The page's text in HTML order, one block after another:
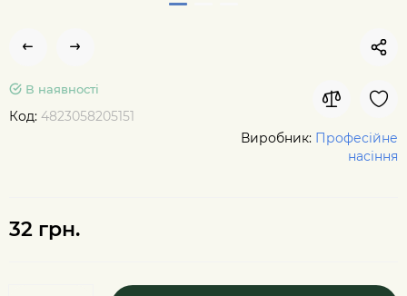
В наявності
Код: 4823058205151
Виробник: Професійне
насіння
32 грн.